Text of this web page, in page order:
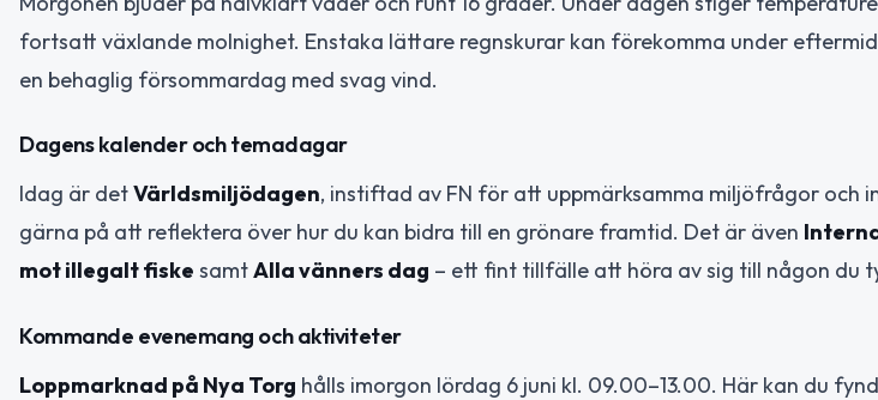
fortsatt växlande molnighet. Enstaka lättare regnskurar kan förekomma under
en behaglig försommardag med svag vind.
Dagens kalender och temadagar
Idag är detVärldsmiljödagen, instiftad av FN för att uppmärksamma miljöfrågor och
gärna på att reflektera över hur du kan bidra till en grönare framtid. Det är även
mot illegalt fiske samtAlla vänners dag – ett fint tillfälle att höra av sig till någon du
Kommande evenemang och aktiviteter
Loppmarknad på Nya Torg hålls imorgon lördag 6 juni kl. 09.00–13.00. Här kan du